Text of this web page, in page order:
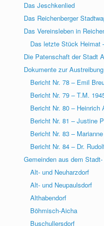
Das Jeschkenlied
Das Reichenberger
Das Vereinsleben in
Das letzte Stück Heimat
Die Patenschaft der Stadt
Dokumente zur
Bericht Nr. 78 – Emil
Bericht Nr. 79 – T.M.
Bericht Nr. 80 – Heinrich
Bericht Nr. 81 – Justine
Bericht Nr. 83 –
Bericht Nr. 84 – Dr.
Gemeinden aus dem
Alt- und Neuharzdorf
Alt- und Neupaulsdorf
Althabendorf
Böhmisch-Aicha
Buschullersdorf